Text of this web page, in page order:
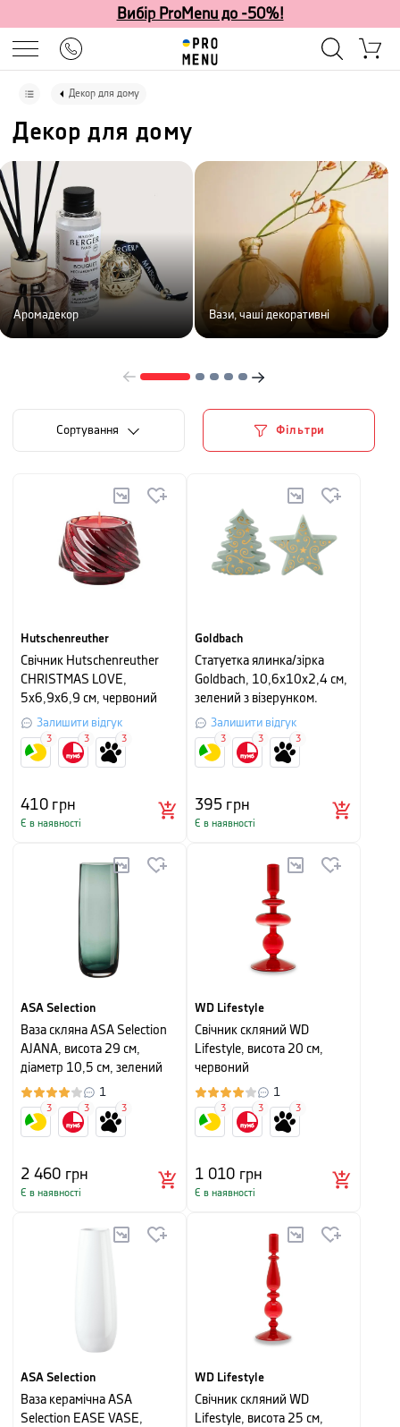
Вибір ProMenu до -50%!
Декор для дому
Декор для дому
Аромадекор Вази, чаші декоративні
Сортування Фільтри
Hutschenreuther
Свічник Hutschenreuther
CHRISTMAS LOVE,
5х6,9х6,9 см, червоний
Залишити відгук
410грн
Є в наявності
3 3 3
Goldbach
Cтатуетка ялинка/зірка
Goldbach, 10,6х10х2,4 см,
зелений з візерунком.
Залишити відгук
395грн
Є в наявності
3 3 3
ASA Selection
Ваза скляна ASA Selection
AJANA, висота 29 см,
діаметр 10,5 см, зелений
1
2 460 грн
Є в наявності
3 3 3
WD Lifestyle
Свічник скляний WD
Lifestyle, висота 20 см,
червоний
1
1 010 грн
Є в наявності
3 3 3
ASA Selection
Ваза керамічна ASA
Selection EASE VASE,
WD Lifestyle
Свічник скляний WD
Lifestyle, висота 25 см,